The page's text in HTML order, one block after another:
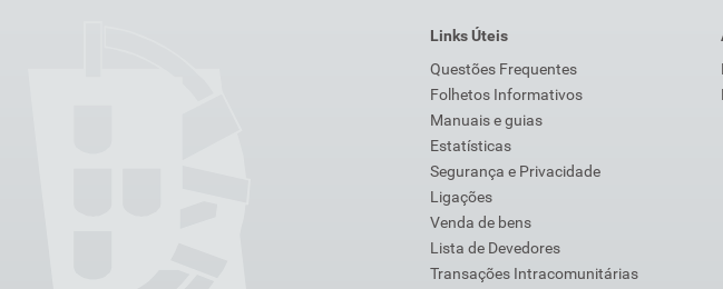
Links Úteis
Questões Frequentes
Folhetos Informativos
Manuais e guias
Estatísticas
Segurança e Privacidade
Ligações
Venda de bens
Lista de Devedores
Transações Intracomunitárias